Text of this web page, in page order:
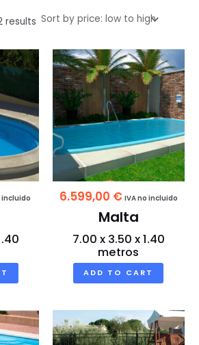
results
incluido 6.599,00 € IVA no incluido
Malta
7.00 x 3.50 x 1.40
metros
ADD TO CART